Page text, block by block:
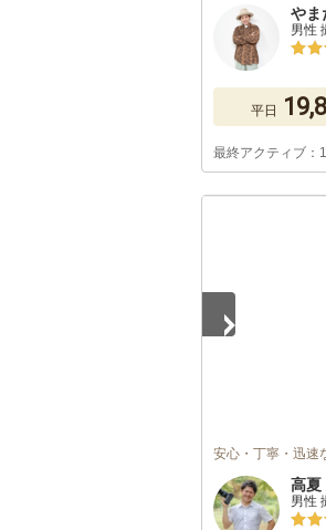
やま
男性
平日
最終アクティブ：
安心・丁寧・迅速
高夏
男性